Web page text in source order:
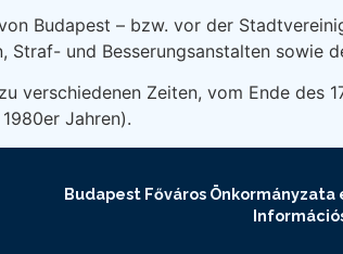
Budapest – bzw. vor der
Straf- und Besserungsanstalten sowie
verschiedenen Zeiten, vom Ende
Jahren).
Budapest Főváros